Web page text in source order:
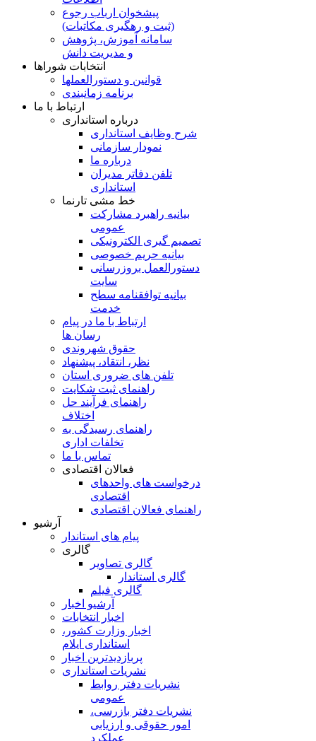
پیشخوان ارباب رجوع
(ثبت و رهگیری مکاتبات)
سامانه آموزش، پژوهش
و مدیریت دانش
انتخابات شوراها
قوانین و دستورالعملها
برنامه زمانبندی
ارتباط با ما
درباره استانداری
شرح وظایف استانداری
نمودار سازمانی
درباره ما
تلفن دفاتر مدیران
استانداری
خط مشی تارنما
بیانیه راهبرد مشارکت
عمومی
تصمیم گیری الکترونیکی
بیانیه حریم خصوصی
دستورالعمل بروزرسانی
سایت
بیانیه توافقنامه سطح
خدمت
ارتباط با ما در پیام
رسان ها
حقوق شهروندی
نظر، انتقاد، پیشنهاد
تلفن های ضروری استان
راهنمای ثبت شکایت
راهنمای فرآیند حل
اختلاف
راهنمای رسیدگی به
تخلفات اداری
تماس با ما
فعالان اقتصادی
درخواست های واحدهای
اقتصادی
راهنمای فعالان اقتصادی
آرشیو
پیام های استاندار
گالری
گالری تصاویر
گالری استاندار
گالری فیلم
آرشیو اخبار
اخبار انتخابات
اخبار وزارت کشور،
استانداری ایلام
پربازدیدترین اخبار
نشریات استانداری
نشریات دفتر روابط
عمومی
نشريات دفتر بازرسی،
امور حقوقی و ارزيابی
عملکرد